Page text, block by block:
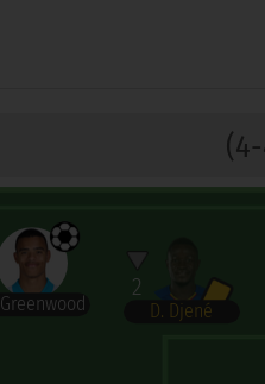
2
D. Djené